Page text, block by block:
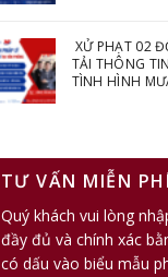
XỬ PHẠT 02
TẢI THÔNG
TÌNH HÌNH
TƯ VẤN MIỄN
Quý khách vui lòng
đầy đủ và chính xác
có dấu vào biểu mẫu